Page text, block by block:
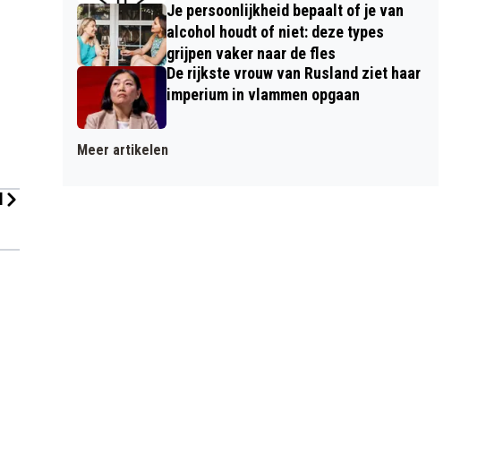
Je persoonlijkheid bepaalt of je van
alcohol houdt of niet: deze types
grijpen vaker naar de fles
De rijkste vrouw van Rusland ziet haar
imperium in vlammen opgaan
Meer artikelen